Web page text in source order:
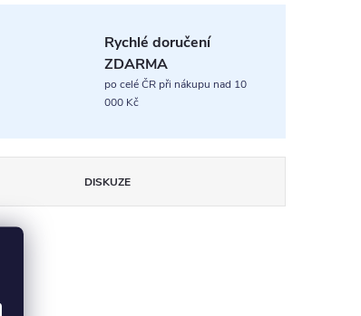
Rychlé doručení
ZDARMA
po celé ČR při nákupu nad 10
000 Kč
DISKUZE